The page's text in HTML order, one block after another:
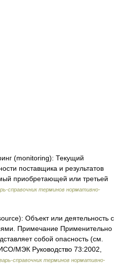
(monitoring): Текущий
поставщика и результатов
приобретающей или третьей
справочник терминов нормативно-
Объект или деятельность с
Примечание Применительно
собой опасность (см.
МЭК Руководство 73:2002,
справочник терминов нормативно-